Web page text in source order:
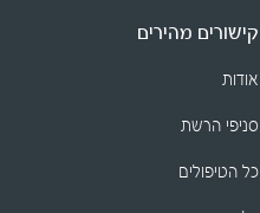
קישורים מהירים
אודות
סניפי הרשת
כל הטיפולים